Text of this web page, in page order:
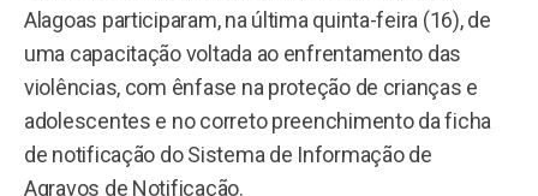
Alagoas participaram, na última quinta-feira (16), de
uma capacitação voltada ao enfrentamento das
violências, com ênfase na proteção de crianças e
adolescentes e no correto preenchimento da ficha
de notificação do Sistema de Informação de
Agravos de Notificação.